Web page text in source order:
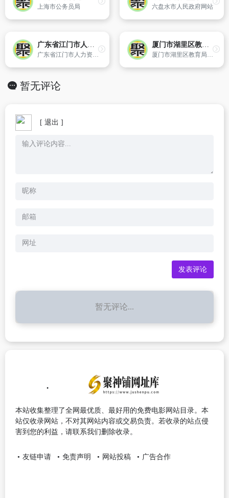
上海市公务员局 六盘水市人民政府网站
广东省江门市人力资源和社会保障局
广东省江门市人力资源和社会保障局 官方网站
厦门市湖里区教育局
厦门市湖里区教育局官方网站
暂无评论
[ 退出 ]
暂无评论...
本站收集整理了全网最优质、最好用的免费电影网站目录。本
站仅收录网站，不对其网站内容或交易负责。若收录的站点侵
害到您的利益，请联系我们删除收录。
友链申请 免责声明 网站投稿 广告合作